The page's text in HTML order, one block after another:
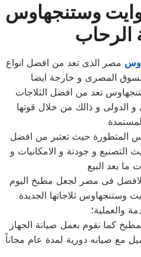
وايت وستنجهاوس
الرحاب
مصر الذى تعد من افضل انواع
المصرى و خارجة ايضا
تعد من افضل الثلاجات
و الدولى و ذالك من خلال قوتها
المتطورة حيث تعتبر من افضل
التصنيع و جودتة و الامكانيات و
فى مصر لجعل مطبخ اليوم
وستنجهاوس ثلاجاتها الجديدة
والعملية؛
كما نقوم بعمل صيانة الجهاز
مع صيانه دورية لمدة عام مجاناً